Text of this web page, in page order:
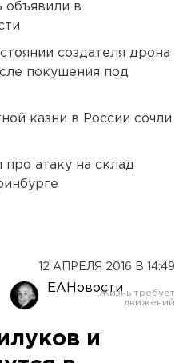
объявили в
создателя дрона
покушения под
казни в России сочли
про атаку на склад
12 АПРЕЛЯ 2016 В 14:49
ЕАНовости
и